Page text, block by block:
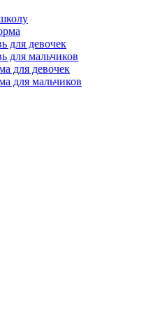
для девочек
для мальчиков
для девочек
для мальчиков